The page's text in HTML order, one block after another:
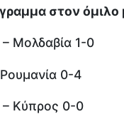
στον όμιλο
Μολδαβία 1-0
0-4
– Κύπρος 0-0